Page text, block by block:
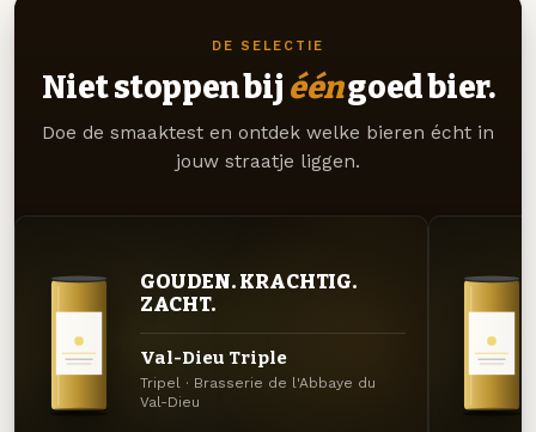
DE SELECTIE
Niet stoppen bij ééngoed bier.
Doe de smaaktest en ontdek welke bieren écht in
jouw straatje liggen.
GOUDEN. KRACHTIG.
ZACHT.
Val-Dieu Triple
Tripel · Brasserie de l'Abbaye du
Val-Dieu